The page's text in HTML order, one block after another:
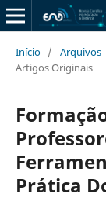
Início / Arquivos
Artigos Originais
Prática